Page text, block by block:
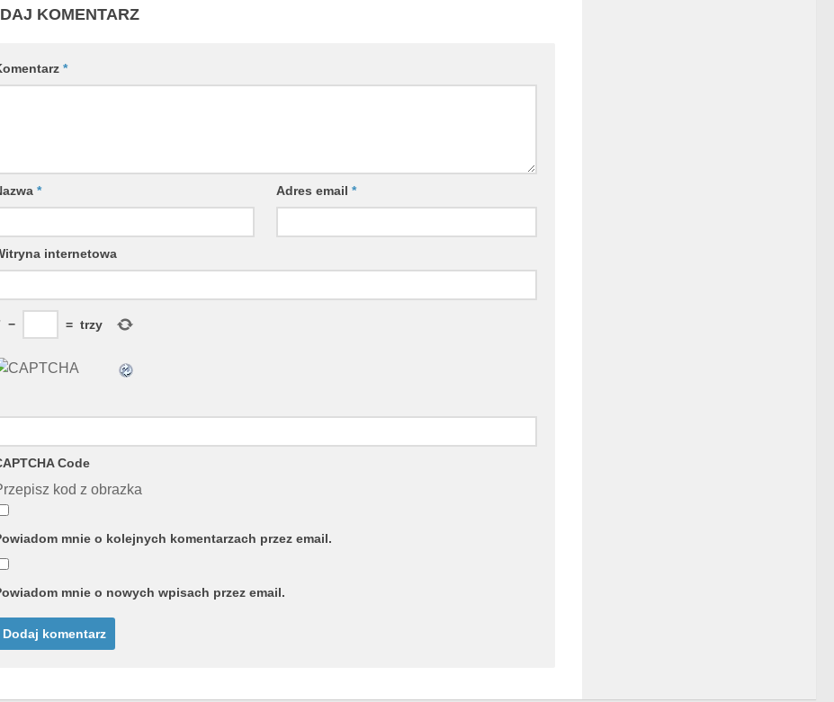
KOMENTARZ
*
* Adres email*
internetowa
− = trzy
Code
kod z obrazka
mnie o kolejnych komentarzach przez email.
mnie o nowych wpisach przez email.